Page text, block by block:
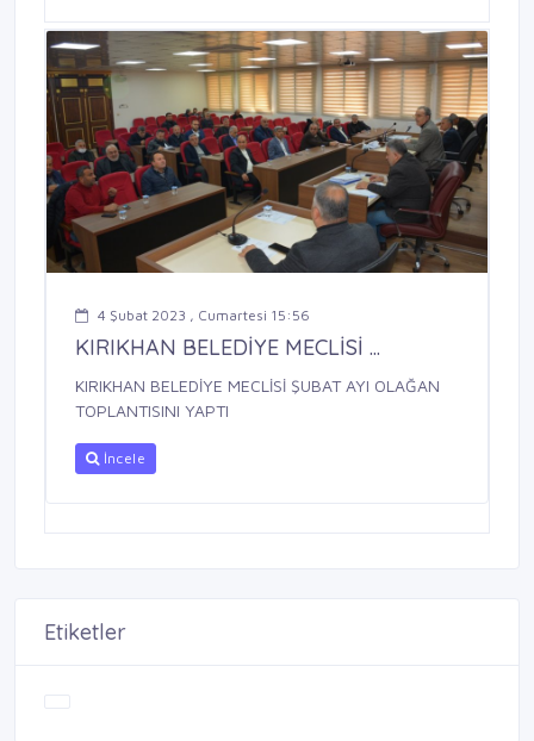
4 Şubat 2023 , Cumartesi 15:56
KIRIKHAN BELEDİYE MECLİSİ ...
KIRIKHAN BELEDİYE MECLİSİ ŞUBAT AYI OLAĞAN
TOPLANTISINI YAPTI
İncele
Etiketler